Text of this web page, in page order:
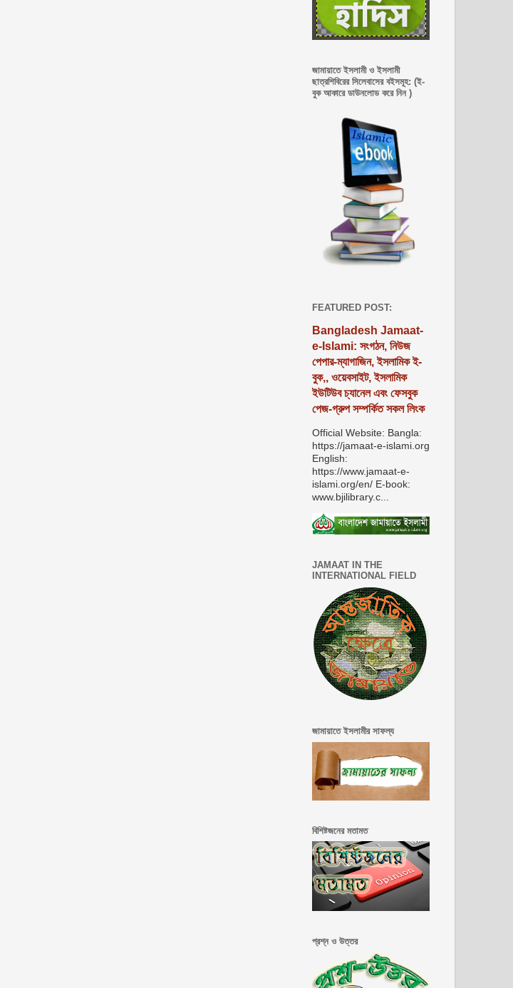
জামায়াতে ইসলামী ও ইসলামী
ছাত্রশিবিরের সিলেবাসের বইসমূহ: (ই-
বুক আকারে ডাউনলোড করে নিন )
FEATURED POST:
Bangladesh Jamaat-
e-Islami: সংগঠন, নিউজ
পেপার-ম্যাগাজিন, ইসলামিক ই-
বুক,, ওয়েবসাইট, ইসলামিক
ইউটিউব চ্যানেল এবং ফেসবুক
পেজ-গ্রুপ সম্পর্কিত সকল লিংক
Official Website: Bangla:
https://jamaat-e-islami.org
English:
https://www.jamaat-e-
islami.org/en/ E-book:
www.bjilibrary.c...
JAMAAT IN THE
INTERNATIONAL FIELD
জামায়াতে ইসলামীর সাফল্য
বিশিষ্টজনের মতামত
প্রশ্ন ও উত্তর